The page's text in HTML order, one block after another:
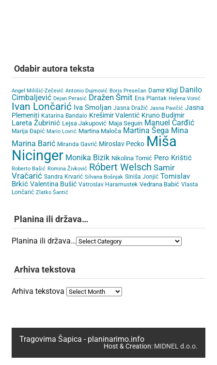
Odabir autora teksta
Angel Milišić-Zečević Antonio Dujmović Boris Presečan Damir Kligl Danilo
Cimbaljević Dejan Perasić Dražen Šmit Ena Plantak Helena Vonić
Ivan Lončarić Iva Smoljan Jasna Dražić Jasna Pavičić Jasna
Plemeniti Katarina Bandalo Krešimir Valentić Kruno Budimir
Lareta Žubrinić Lejsa Jakupović Maja Seguin Manuel Čarđić
Marija Đapić Mario Lovrić Martina Maloča Martina Šega Mina
Marina Barić Miranda Gavrić Miroslav Pecko Miša
Nicinger Monika Bizik Nikolina Tomić Pero Krištić
Roberto Bašić Romina Živković Róbert Welsch Samir
Vračarić Sandra Krvarić Silvana Bošnjak Siniša Jonjić Tomislav
Brkić Valentina Bušić Vatroslav Haramustek Vedrana Babić Vlasta
Lončarić Zlatko Šantić
Planina ili država…
Planina ili država…
Arhiva tekstova
Arhiva tekstova
Tragovima Šapica - planinarimo.info
Host & Creation: MIDNEL d.o.o.